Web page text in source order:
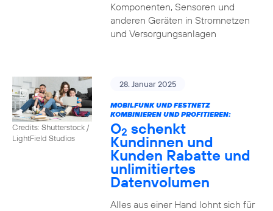
Komponenten, Sensoren und
anderen Geräten in Stromnetzen
und Versorgungsanlagen
Credits: Shutterstock /
LightField Studios
28. Januar 2025
MOBILFUNK UND FESTNETZ
KOMBINIEREN UND PROFITIEREN:
O2 schenkt
Kundinnen und
Kunden Rabatte und
unlimitiertes
Datenvolumen
Alles aus einer Hand lohnt sich für